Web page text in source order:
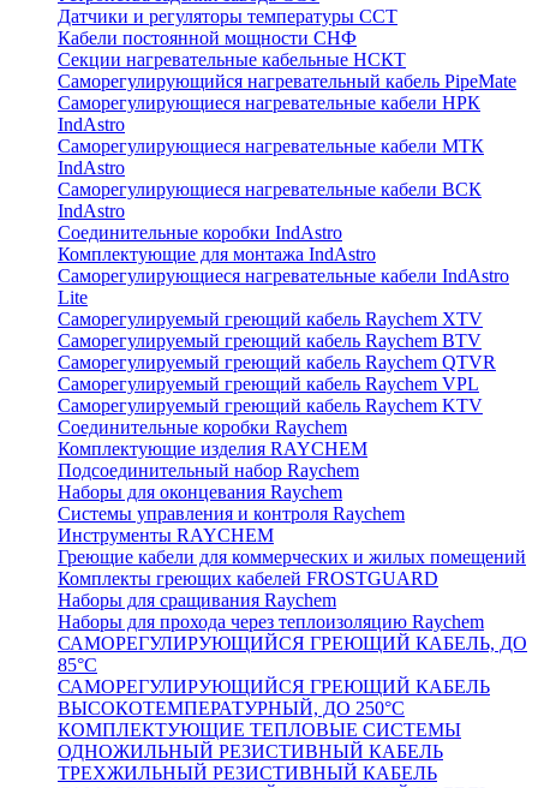
Датчики и регуляторы температуры ССТ
Кабели постоянной мощности СНФ
Секции нагревательные кабельные НСКТ
Саморегулирующийся нагревательный кабель PipeMate
Саморегулирующиеся нагревательные кабели НРК
IndAstro
Саморегулирующиеся нагревательные кабели МТК
IndAstro
Саморегулирующиеся нагревательные кабели ВСК
IndAstro
Соединительные коробки IndAstro
Комплектующие для монтажа IndAstro
Саморегулирующиеся нагревательные кабели IndAstro
Lite
Саморегулируемый греющий кабель Raychem XTV
Саморегулируемый греющий кабель Raychem BTV
Саморегулируемый греющий кабель Raychem QTVR
Саморегулируемый греющий кабель Raychem VPL
Саморегулируемый греющий кабель Raychem KTV
Соединительные коробки Raychem
Комплектующие изделия RAYCHEM
Подсоединительный набор Raychem
Наборы для оконцевания Raychem
Системы управления и контроля Raychem
Инструменты RAYCHEM
Греющие кабели для коммерческих и жилых помещений
Комплекты греющих кабелей FROSTGUARD
Наборы для сращивания Raychem
Наборы для прохода через теплоизоляцию Raychem
САМОРЕГУЛИРУЮЩИЙСЯ ГРЕЮЩИЙ КАБЕЛЬ, ДО
85°С
САМОРЕГУЛИРУЮЩИЙСЯ ГРЕЮЩИЙ КАБЕЛЬ
ВЫСОКОТЕМПЕРАТУРНЫЙ, ДО 250°С
КОМПЛЕКТУЮЩИЕ ТЕПЛОВЫЕ СИСТЕМЫ
ОДНОЖИЛЬНЫЙ РЕЗИСТИВНЫЙ КАБЕЛЬ
ТРЕХЖИЛЬНЫЙ РЕЗИСТИВНЫЙ КАБЕЛЬ